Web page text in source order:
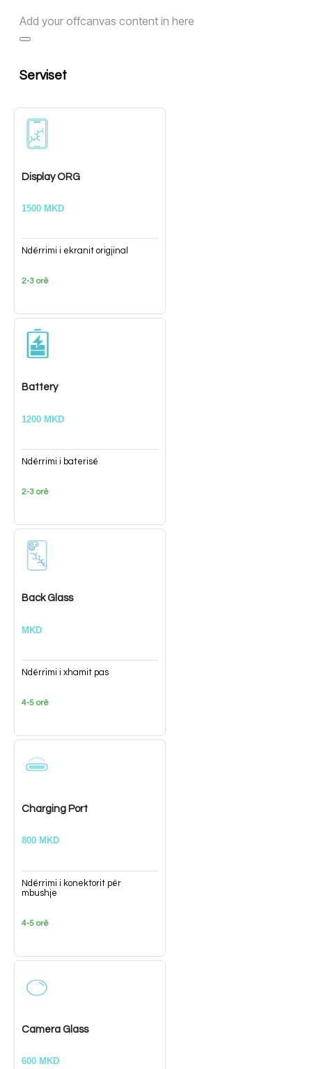
Add your offcanvas content in here
Serviset
Display ORG
1500 MKD
Ndërrimi i ekranit origjinal
2-3 orë
Battery
1200 MKD
Ndërrimi i baterisë
2-3 orë
Back Glass
MKD
Ndërrimi i xhamit pas
4-5 orë
Charging Port
800 MKD
Ndërrimi i konektorit për
mbushje
4-5 orë
Camera Glass
600 MKD